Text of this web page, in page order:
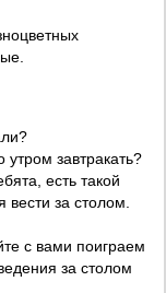
завтракать?
есть такой
вести за столом.
с вами поиграем
за столом